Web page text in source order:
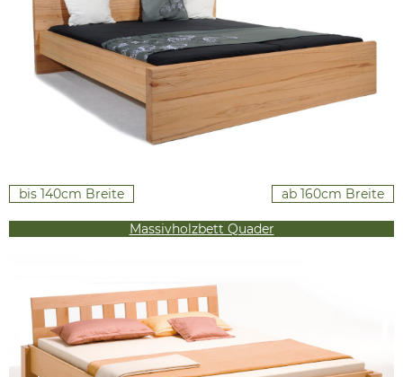
bis 140cm Breite ab 160cm Breite
Massivholzbett Quader